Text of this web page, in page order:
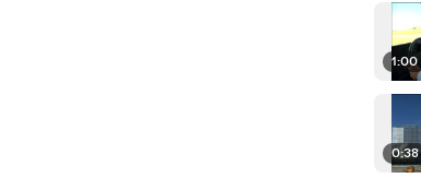
1:00
0:38